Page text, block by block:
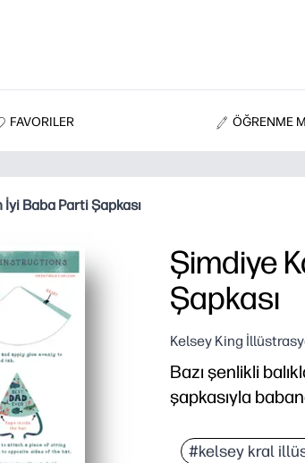
FAVORILER ÖĞRENME
Baba Parti Şapkası
Şimdiye
Şapkası
Kelsey King
Bazı şenlikli
şapkasıyla
#kelsey kral